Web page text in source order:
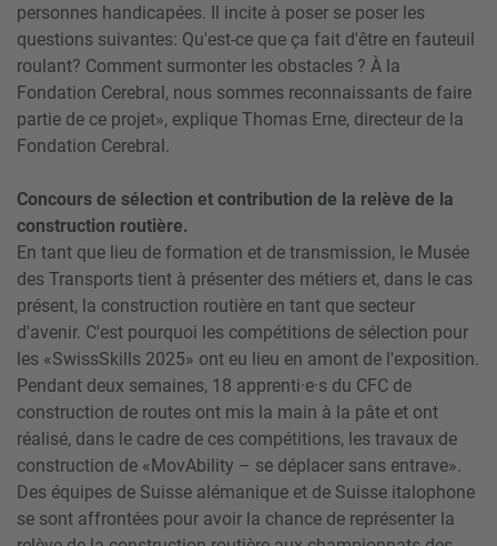
personnes handicapées. Il incite à poser se poser les
questions suivantes: Qu'est-ce que ça fait d'être en fauteuil
roulant? Comment surmonter les obstacles ? À la
Fondation Cerebral, nous sommes reconnaissants de faire
partie de ce projet», explique Thomas Erne, directeur de la
Fondation Cerebral.
Concours de sélection et contribution de la relève de la
construction routière.
En tant que lieu de formation et de transmission, le Musée
des Transports tient à présenter des métiers et, dans le cas
présent, la construction routière en tant que secteur
d'avenir. C'est pourquoi les compétitions de sélection pour
les «SwissSkills 2025» ont eu lieu en amont de l'exposition.
Pendant deux semaines, 18 apprenti·e·s du CFC de
construction de routes ont mis la main à la pâte et ont
réalisé, dans le cadre de ces compétitions, les travaux de
construction de «MovAbility – se déplacer sans entrave».
Des équipes de Suisse alémanique et de Suisse italophone
se sont affrontées pour avoir la chance de représenter la